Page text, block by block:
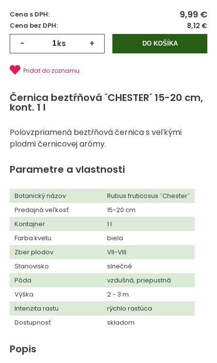
Cena s DPH: 9,99 €
Cena bez DPH: 8,12 €
- ks + DO KOŠÍKA
Pridať do zoznamu
Černica beztŕňová ´CHESTER´ 15-20 cm,
kont. 1 l
Polovzpriamená beztŕňová černica s veľkými
plodmi černicovej arómy.
Parametre a vlastnosti
Botanický názov
Rubus fruticosus ´Chester´
Predajná veľkosť
15-20 cm
Kontajner
1 l
Farba kvetu
biela
Zber plodov
VII-VIII
Stanovisko
slnečné
Pôda
vzdušná, priepustná
Výška
2 - 3 m
Intenzita rastu
rýchlo rastúca
Dostupnosť
skladom
Popis